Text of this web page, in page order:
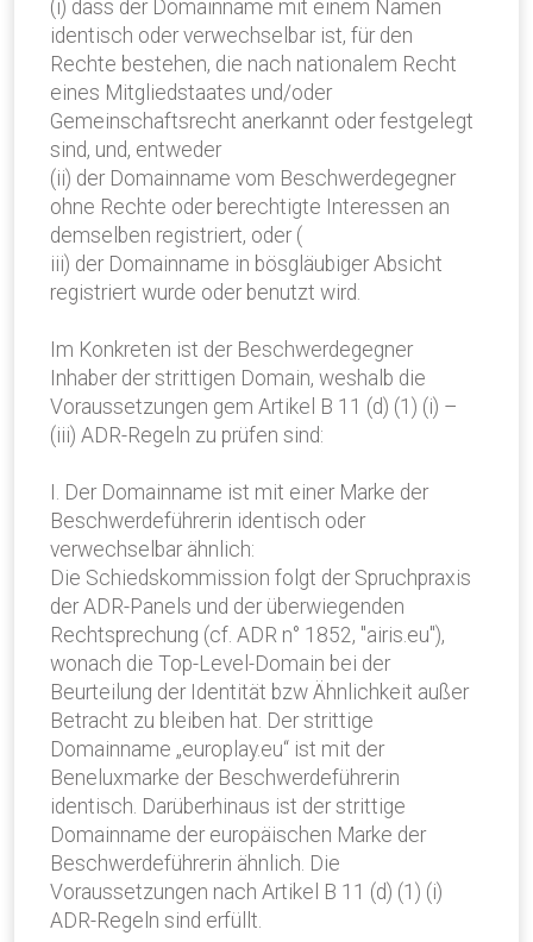
(i) dass der Domainname mit einem Namen
identisch oder verwechselbar ist, für den
Rechte bestehen, die nach nationalem Recht
eines Mitgliedstaates und/oder
Gemeinschaftsrecht anerkannt oder festgelegt
sind, und, entweder
(ii) der Domainname vom Beschwerdegegner
ohne Rechte oder berechtigte Interessen an
demselben registriert, oder (
iii) der Domainname in bösgläubiger Absicht
registriert wurde oder benutzt wird.
Im Konkreten ist der Beschwerdegegner
Inhaber der strittigen Domain, weshalb die
Voraussetzungen gem Artikel B 11 (d) (1) (i) –
(iii) ADR-Regeln zu prüfen sind:
I. Der Domainname ist mit einer Marke der
Beschwerdeführerin identisch oder
verwechselbar ähnlich:
Die Schiedskommission folgt der Spruchpraxis
der ADR-Panels und der überwiegenden
Rechtsprechung (cf. ADR n° 1852, "airis.eu"),
wonach die Top-Level-Domain bei der
Beurteilung der Identität bzw Ähnlichkeit außer
Betracht zu bleiben hat. Der strittige
Domainname „europlay.eu“ ist mit der
Beneluxmarke der Beschwerdeführerin
identisch. Darüberhinaus ist der strittige
Domainname der europäischen Marke der
Beschwerdeführerin ähnlich. Die
Voraussetzungen nach Artikel B 11 (d) (1) (i)
ADR-Regeln sind erfüllt.